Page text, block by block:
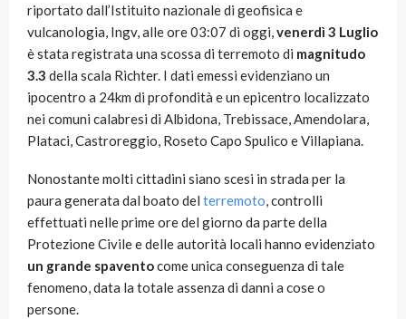
riportato dall’Istituito nazionale di geofisica e
vulcanologia, Ingv, alle ore 03:07 di oggi,venerdì 3 Luglio
è stata registrata una scossa di terremoto di magnitudo
3.3 della scala Richter. I dati emessi evidenziano un
ipocentro a 24km di profondità e un epicentro localizzato
nei comuni calabresi di Albidona, Trebissace, Amendolara,
Plataci, Castroreggio, Roseto Capo Spulico e Villapiana.
Nonostante molti cittadini siano scesi in strada per la
paura generata dal boato del terremoto, controlli
effettuati nelle prime ore del giorno da parte della
Protezione Civile e delle autorità locali hanno evidenziato
un grande spaventocome unica conseguenza di tale
fenomeno, data la totale assenza di danni a cose o
persone.